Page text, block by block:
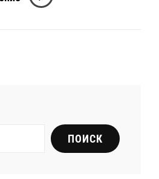
ПОИСК